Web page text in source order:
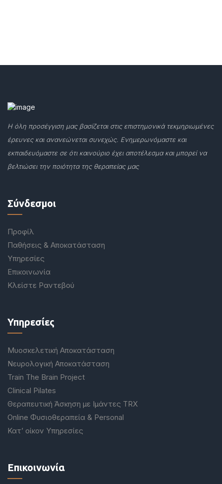
Η όλη προσέγγιση μας βασίζεται στις επιστημονικά τεκμηριωμένες
έρευνες και ανανεώνεται συνεχώς. Ενημερωνόμαστε και
εκπαιδευόμαστε σε ότι καινούριο έχει αποτέλεσμα και μπορεί να
βελτιώσει την ποιότητα της θεραπείας μας
Σύνδεσμοι
Προφίλ
Παθήσεις & Αποκατάσταση
Υπηρεσίες
Επικοινωνία
Κλείστε Ραντεβού
Υπηρεσίες
Μυοσκελετική Αποκατάσταση
Νευρολογική Αποκατάσταση
Train The Brain Project
Clinical Pilates
Θεραπευτική Άσκηση με Ιμάντες TRX
Online Φυσιοθεραπεία & Personal
Κατ’ οίκον Υπηρεσίες
Επικοινωνία